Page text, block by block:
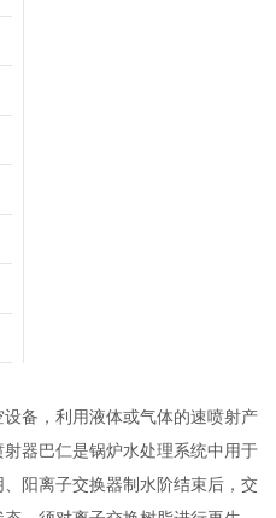
设备，利用液体或气体的速喷射产
器巴仁是锅炉水处理系统中用于
阳离子交换器制水阶结束后，交